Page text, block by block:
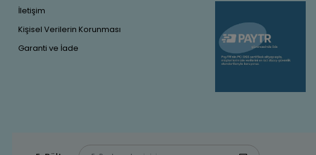
İletişim
Kişisel Verilerin Korunması
Garanti ve İade